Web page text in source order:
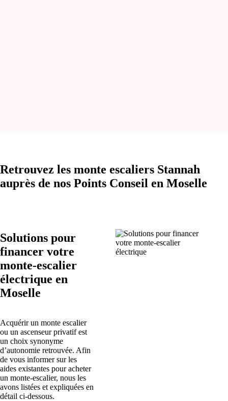
Retrouvez les monte escaliers Stannah
auprès de nos Points Conseil en Moselle
Solutions pour
financer votre
monte-escalier
électrique en
Moselle
Acquérir un monte escalier
ou un ascenseur privatif est
un choix synonyme
d’autonomie retrouvée. Afin
de vous informer sur les
aides existantes pour acheter
un monte-escalier, nous les
avons listées et expliquées en
détail ci-dessous.